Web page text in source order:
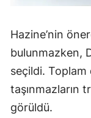
Hazine’nin
bulunmazken,
seçildi. Toplam
taşınmazların
görüldü.